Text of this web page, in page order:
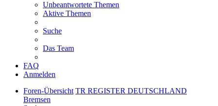
Unbeantwortete Themen
Aktive Themen
Suche
Das Team
FAQ
Anmelden
Foren-Übersicht TR REGISTER DEUTSCHLAND
Bremsen